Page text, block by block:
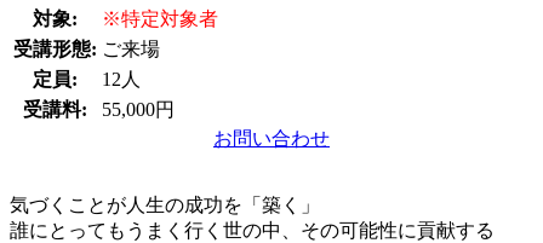
対象:
※特定対象者
受講形態: ご来場
定員:
12人
受講料:
55,000円
お問い合わせ
気づくことが人生の成功を「築く」
誰にとってもうまく行く世の中、その可能性に貢献する